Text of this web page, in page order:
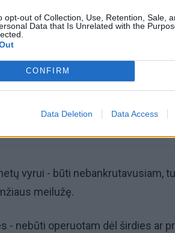
opt-out of Collection, Use, Retention, Sale,
Data that Is Unrelated with the
CONFIRM
Data Deletion Data Access
Mirė garsi lietuvių aktorė: „Jos
Aiškiaregės pranašystė: numatė
pabaigą Ukrainoje
vyrui - būti nebankrutavusiam,
meilužę.
- nebūti operuotam dėl širdies ar